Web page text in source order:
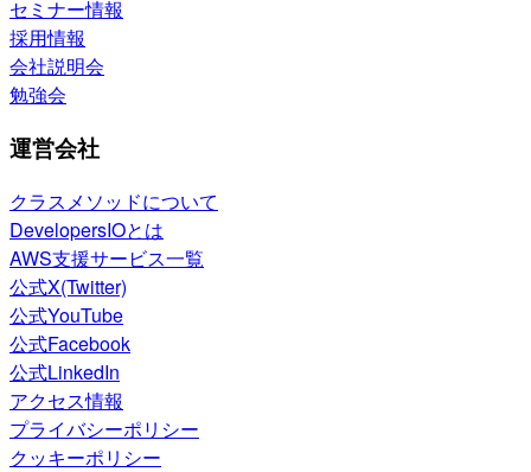
セミナー情報
採用情報
会社説明会
勉強会
運営会社
クラスメソッドについて
DevelopersIOとは
AWS支援サービス一覧
公式X(Twitter)
公式YouTube
公式Facebook
公式LinkedIn
アクセス情報
プライバシーポリシー
クッキーポリシー